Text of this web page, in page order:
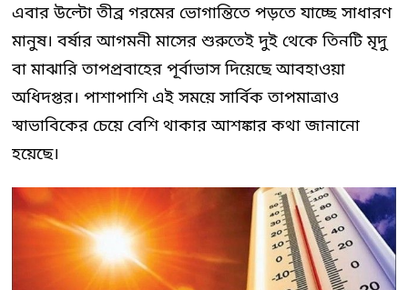
এবার উল্টো তীব্র গরমের ভোগান্তিতে পড়তে যাচ্ছে সাধারণ
মানুষ। বর্ষার আগমনী মাসের শুরুতেই দুই থেকে তিনটি মৃদু
বা মাঝারি তাপপ্রবাহের পূর্বাভাস দিয়েছে আবহাওয়া
অধিদপ্তর। পাশাপাশি এই সময়ে সার্বিক তাপমাত্রাও
স্বাভাবিকের চেয়ে বেশি থাকার আশঙ্কার কথা জানানো
হয়েছে।